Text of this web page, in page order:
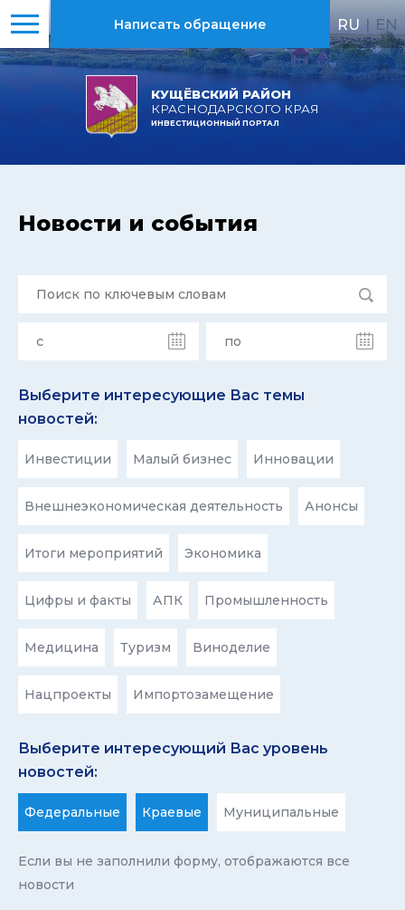
КУЩЁВСКИЙ РАЙОН
КРАСНОДАРСКОГО КРАЯ
ИНВЕСТИЦИОННЫЙ ПОРТАЛ
Написать обращение RU | EN
Новости и события
Выберите интересующие Вас темы
новостей:
Инвестиции Малый бизнес Инновации
Внешнеэкономическая деятельность Анонсы
Итоги мероприятий Экономика
Цифры и факты АПК Промышленность
Медицина Туризм Виноделие
Нацпроекты Импортозамещение
Выберите интересующий Вас уровень
новостей:
Федеральные Краевые Муниципальные
Если вы не заполнили форму, отображаются все
новости